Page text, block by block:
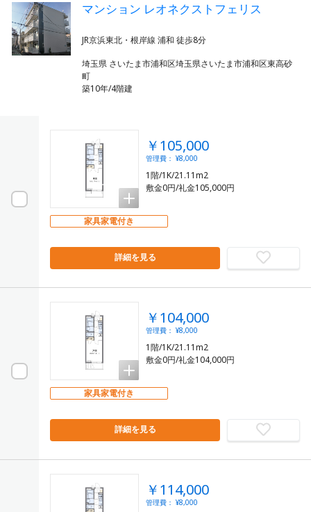
マンション レオネクストフェリス
埼玉県 さいたま市浦和区埼玉県さいたま市浦和区東高砂
町
築10年/4階建
￥105,000
管理費： ¥8,000
1階/1K/21.11m2
敷金0円/礼金105,000円
家具家電付き
詳細を見る
￥104,000
管理費： ¥8,000
1階/1K/21.11m2
敷金0円/礼金104,000円
家具家電付き
詳細を見る
￥114,000
管理費： ¥8,000